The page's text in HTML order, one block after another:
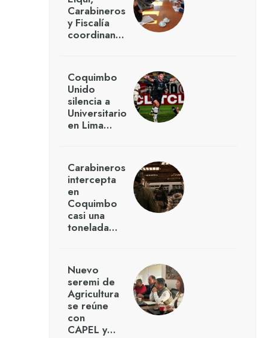
Carabineros
y Fiscalía
coordinan…
Coquimbo
Unido
silencia a
Universitario
en Lima…
Carabineros
intercepta
en
Coquimbo
casi una
tonelada…
Nuevo
seremi de
Agricultura
se reúne
con
CAPEL y…